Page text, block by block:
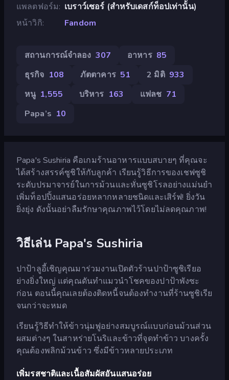
แพลตฟอร์ม
เบราว์เซอร์ (สำหรับเดสก์ท็อปเท่านั้น)
หน้าวิกิ
Fandom
สถานการณ์จำลอง 307 อาหาร 85
ธุรกิจ 108 ภัตตาคาร 51 2 มิติ 933
หนู 1,555 บริหาร 163 แฟลช 71
Papa’s 10
Papa's Sushiria คือเกมร้านอาหารแบบสบายๆ ที่คุณจะ
ได้สร้างสรรค์ซูชิให้กับลูกค้า เรียนรู้วิธีการของเชฟซูชิ
ระดับปรมาจารย์ในการม้วนและหั่นซูชิโรลอย่างแม่นยำ
เพิ่มท็อปปิ้งแสนอร่อยหลากหลายชนิดและเสิร์ฟ! ยิ่งวัน
ยิ่งยุ่ง ดังนั้นอย่าลืมรักษาคุณภาพไว้โดยไม่ลดคุณภาพ!
วิธีเล่น Papa's Sushiria
ปาป้าลูอี้เชิญคุณมาร่วมงานเปิดตัวร้านปาป้าซูชิเรียอ
ย่างยิ่งใหญ่ แต่คุณดันทำแมวนำโชคของปาป้าพังซะ
ก่อน ตอนนี้คุณเลยต้องติดหนี้จนต้องทำงานที่ร้านซูชิเรีย
จนกว่าจะหมด
เรียนรู้วิธีทำให้ข้าวนุ่มฟูอย่างสมบูรณ์แบบก่อนม้วนส่วน
ผสมต่างๆ ในสาหร่ายโนริและข้าวที่จุดทำข้าว บางครั้ง
คุณต้องพลิกม้วนข้าว ซึ่งมีข้าวหลายประเภท
เพิ่มรสชาติและเนื้อสัมผัสอันแสนอร่อย